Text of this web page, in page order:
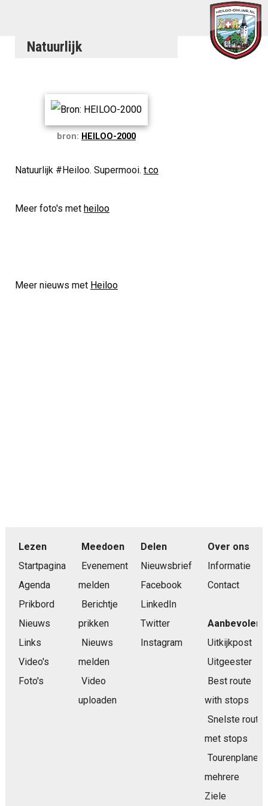
Natuurlijk
bron: HEILOO-2000
Natuurlijk #Heiloo. Supermooi. t.co
Meer foto's met heiloo
Meer nieuws met Heiloo
Lezen
Startpagina
Agenda
Prikbord
Nieuws
Links
Video's
Foto's
Meedoen
Evenement
melden
Berichtje
prikken
Nieuws
melden
Video
uploaden
Delen
Nieuwsbrief
Facebook
LinkedIn
Twitter
Instagram
Over ons
Informatie
Contact
Aanbevolen
Uitkijkpost
Uitgeester
Best route
with stops
Snelste route
met stops
Tourenplaner
mehrere
Ziele